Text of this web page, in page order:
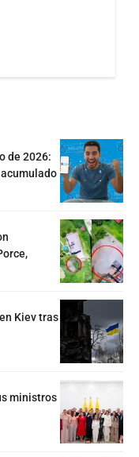
de 2026:
Kiev tras
ministros